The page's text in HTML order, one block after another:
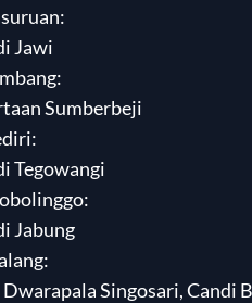
Jawi
Sumberbeji
Tegowangi
Jabung
Singosari, Candi